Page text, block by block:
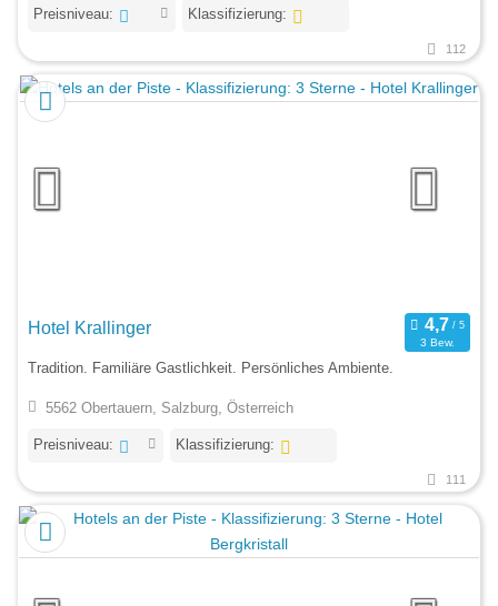
Preisniveau: Klassifizierung:
112
Hotel Krallinger
3 Bew.
Tradition. Familiäre Gastlichkeit. Persönliches Ambiente.
5562 Obertauern, Salzburg, Österreich
Preisniveau: Klassifizierung:
111